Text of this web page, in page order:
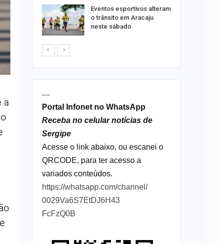
a
Eventos esportivos alteram
o trânsito em Aracaju
neste sábado
----
Portal Infonet no WhatsApp
Receba no celular notícias de
Sergipe
Acesse o link abaixo, ou escanei o
QRCODE, para ter acesso a
variados conteúdos.
https://whatsapp.com/channel/
0029Va6S7EtDJ6H43
FcFzQ0B